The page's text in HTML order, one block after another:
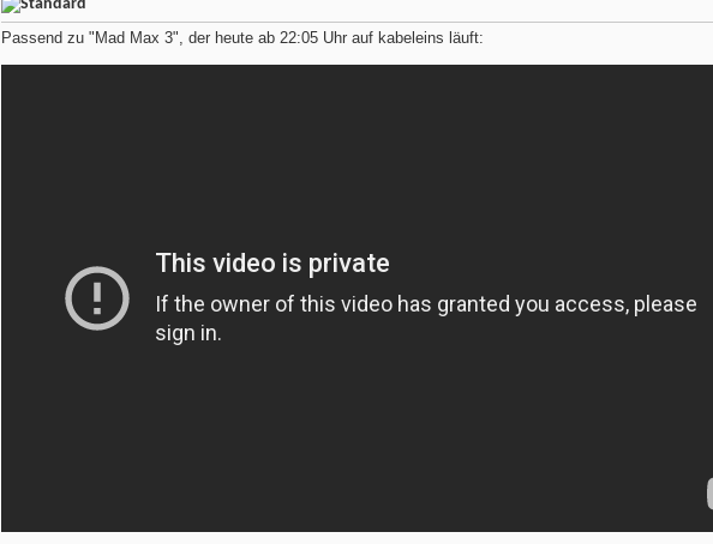
Passend zu "Mad Max 3", der heute ab 22:05 Uhr auf kabeleins läuft: